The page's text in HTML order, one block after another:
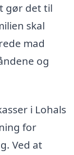
gør det til
skal
mad
og
i Lohals
for
Ved at